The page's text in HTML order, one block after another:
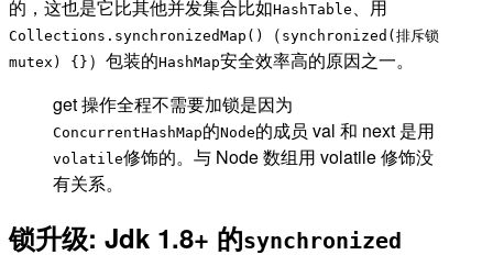
的，这也是它比其他并发集合比如HashTable 、用
Collections.synchronizedMap() （ synchronized(排斥锁
mutex) {} ）包装的HashMap安全效率高的原因之一。
get 操作全程不需要加锁是因为
ConcurrentHashMap的Node的成员 val 和 next 是用
volatile修饰的。与 Node 数组用 volatile 修饰没
有关系。
锁升级: Jdk 1.8+ 的synchronized